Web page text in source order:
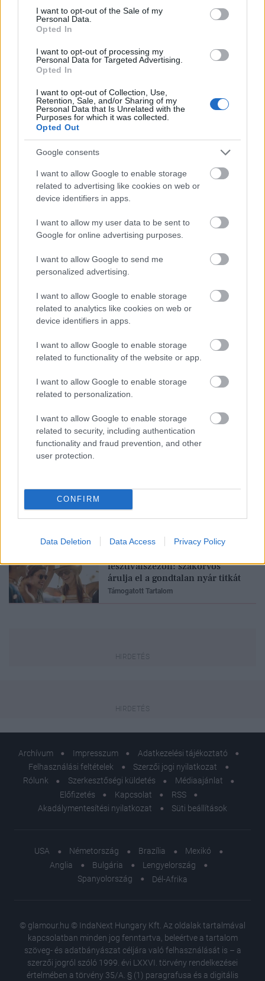
consent section.
I want to opt-out of the Sale of my
Personal Data.
Opted In
I want to opt-out of processing my
Personal Data for Targeted Advertising.
Opted In
I want to opt-out of Collection, Use,
Retention, Sale, and/or Sharing of my
Personal Data that Is Unrelated with the
Purposes for which it was collected.
Opted Out
Google consents
I want to allow Google to enable storage
related to advertising like cookies on web or
device identifiers in apps.
I want to allow my user data to be sent to
Google for online advertising purposes.
I want to allow Google to send me
personalized advertising.
I want to allow Google to enable storage
related to analytics like cookies on web or
device identifiers in apps.
I want to allow Google to enable storage
related to functionality of the website or app.
I want to allow Google to enable storage
related to personalization.
I want to allow Google to enable storage
related to security, including authentication
functionality and fraud prevention, and other
user protection.
CONFIRM
Data Deletion Data Access Privacy Policy
TRENDBIBLIA LADY GAGA GLAMOUR
Kövesd a Glamour cikkeit a
Innen tudhatod!
Támogatott Tartalom
Mindenki azt hiszi, hogy
egészségtelen, pedig a hekk és a
lángos is jót tehe
Támogatott Tartalom
csapda, amibe nők ezrei lépnek
Támogatott Tartalom
fesztiválszezon: szakorvos
árulja el a gondtalan nyár titkát
Támogatott Tartalom
Archívum Impresszum
Adatkezelési tájékoztató
Felhasználási feltételek
Szerzői jogi nyilatkozat
Rólunk
Szerkesztőségi küldetés
Médiaajánlat
Előfizetés
Kapcsolat
RSS
Akadálymentesítési nyilatkozat
Süti beállítások
USA Németország Brazília
Mexikó
Anglia
Bulgária
Lengyelország
Spanyolország
Dél-Afrika
© glamour.hu © IndaNext Hungary Kft. Az oldalak tartalmával
kapcsolatban minden jog fenntartva, beleértve a tartalom
szöveg- és adatbányászat céljára való felhasználását is – a
szerzői jogról szóló 1999. évi LXXVI. törvény rendelkezései
értelmében a törvény 35/A. § (1) paragrafusa és a digitális